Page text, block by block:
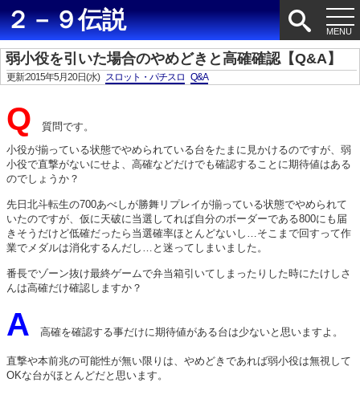
２－９伝説
弱小役を引いた場合のやめどきと高確確認【Q&A】
更新:2015年5月20日(水) スロット・パチスロ Q&A
Q 質問です。
小役が揃っている状態でやめられている台をたまに見かけるのですが、弱
小役で直撃がないにせよ、高確などだけでも確認することに期待値はある
のでしょうか？
先日北斗転生の700あべしが勝舞リプレイが揃っている状態でやめられて
いたのですが、仮に天破に当選してれば自分のボーダーである800にも届
きそうだけど低確だったら当選確率ほとんどないし…そこまで回すって作
業でメダルは消化するんだし…と迷ってしまいました。
番長でゾーン抜け最終ゲームで弁当箱引いてしまったりした時にたけしさ
んは高確だけ確認しますか？
A 高確を確認する事だけに期待値がある台は少ないと思いますよ。
直撃や本前兆の可能性が無い限りは、やめどきであれば弱小役は無視して
OKな台がほとんどだと思います。